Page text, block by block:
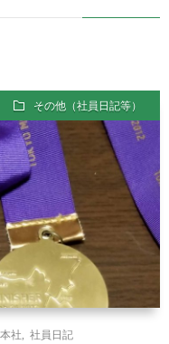
その他（社員日記等）
本社 社員日記